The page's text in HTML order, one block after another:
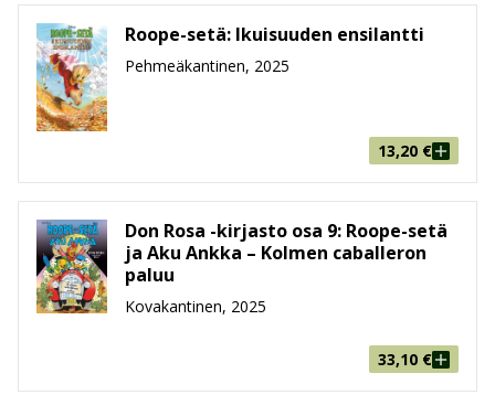
Roope-setä: Ikuisuuden ensilantti
Pehmeäkantinen, 2025
13,20 €
Don Rosa -kirjasto osa 9: Roope-setä
ja Aku Ankka – Kolmen caballeron
paluu
Kovakantinen, 2025
33,10 €